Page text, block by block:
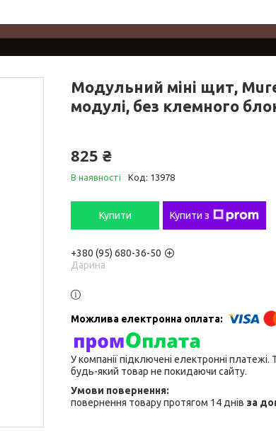
Модульний міні щит,
модулі, без клемного
825 ₴
В наявності Код: 13978
Купити Купити з
+380 (95) 680-36-50
Дарина
У компанії підключені електронні
будь-який товар не покидаючи сайту.
повернення товару протягом 14 днів за